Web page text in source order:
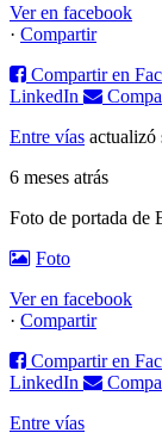
Ver en facebook
· Compartir
Compartir en
LinkedIn
Entre vías actualizó
6 meses atrás
Foto de portada de
Foto
Ver en facebook
· Compartir
Compartir en
LinkedIn
Entre vías